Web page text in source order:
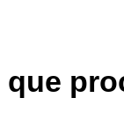
que